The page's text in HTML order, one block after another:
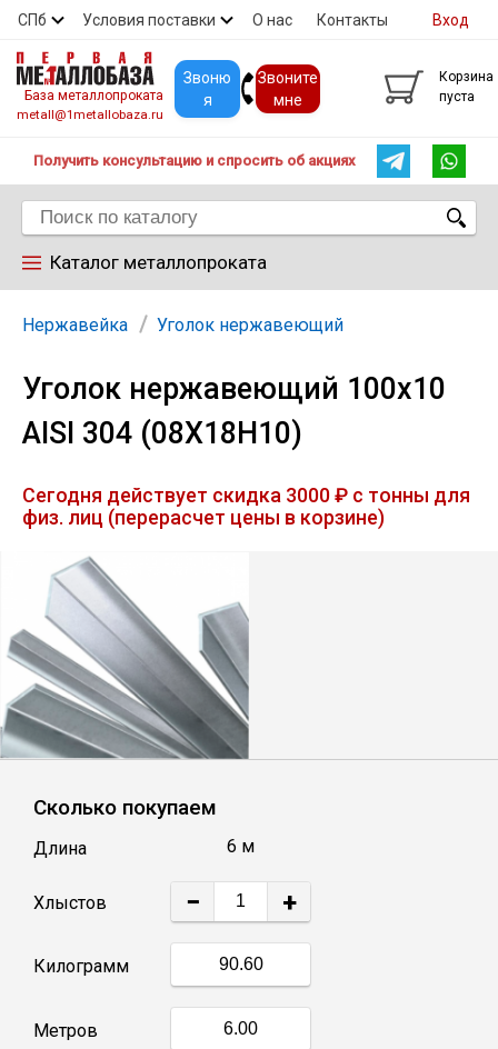
СПб Условия поставки О нас Контакты
Скидки Прайс Покупателям
Вход
База металлопроката
metall@1metallobaza.ru
Звоню
я
Звоните
мне
Корзина
пуста
Получить консультацию и спросить об акциях
Каталог металлопроката
Арматура
Труба профильная
Труба
Лист
Уголок
Балка
Швеллер
Катанка
Нержавейка Уголок нержавеющий
Уголок нержавеющий 100х10
AISI 304 (08Х18Н10)
Сегодня действует скидка 3000 ₽ с тонны для
физ. лиц (перерасчет цены в корзине)
Сколько покупаем
Длина 6 м
Хлыстов − +
Килограмм
Метров